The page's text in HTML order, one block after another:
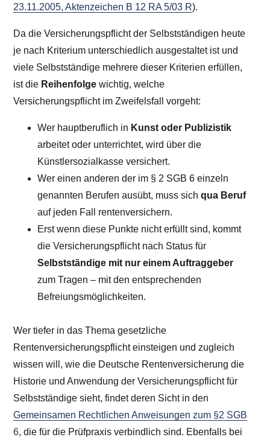
23.11.2005, Aktenzeichen B 12 RA 5/03 R).
Da die Versicherungspflicht der Selbstständigen heute
je nach Kriterium unterschiedlich ausgestaltet ist und
viele Selbstständige mehrere dieser Kriterien erfüllen,
ist die Reihenfolgewichtig, welche
Versicherungspflicht im Zweifelsfall vorgeht:
Wer hauptberuflich in Kunst oder Publizistik
arbeitet oder unterrichtet, wird über die
Künstlersozialkasse versichert.
Wer einen anderen der im § 2 SGB 6 einzeln
genannten Berufen ausübt, muss sichqua Beruf
auf jeden Fall rentenversichern.
Erst wenn diese Punkte nicht erfüllt sind, kommt
die Versicherungspflicht nach Status für
Selbstständige mit nur einem Auftraggeber
zum Tragen – mit den entsprechenden
Befreiungsmöglichkeiten.
Wer tiefer in das Thema gesetzliche
Rentenversicherungspflicht einsteigen und zugleich
wissen will, wie die Deutsche Rentenversicherung die
Historie und Anwendung der Versicherungspflicht für
Selbstständige sieht, findet deren Sicht in den
Gemeinsamen Rechtlichen Anweisungen zum §2 SGB
6, die für die Prüfpraxis verbindlich sind. Ebenfalls bei